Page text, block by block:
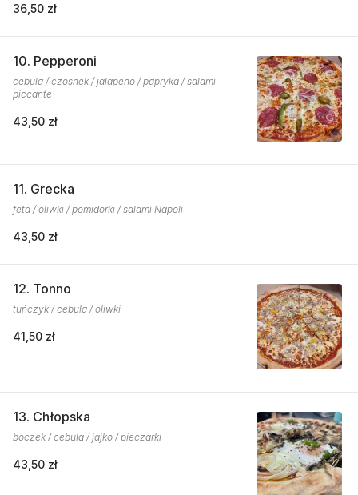
36,50 zł
10. Pepperoni
cebula / czosnek / jalapeno / papryka / salami
piccante
43,50 zł
11. Grecka
feta / oliwki / pomidorki / salami Napoli
43,50 zł
12. Tonno
tuńczyk / cebula / oliwki
41,50 zł
13. Chłopska
boczek / cebula / jajko / pieczarki
43,50 zł